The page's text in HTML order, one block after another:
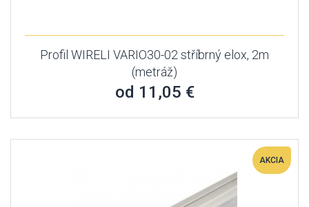
Profil WIRELI VARIO30-02 stříbrný elox, 2m
(metráž)
od 11,05 €
AKCIA